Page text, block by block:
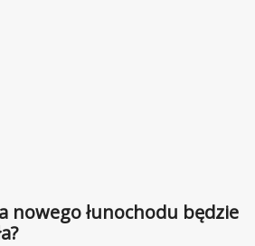
nowego łunochodu będzie